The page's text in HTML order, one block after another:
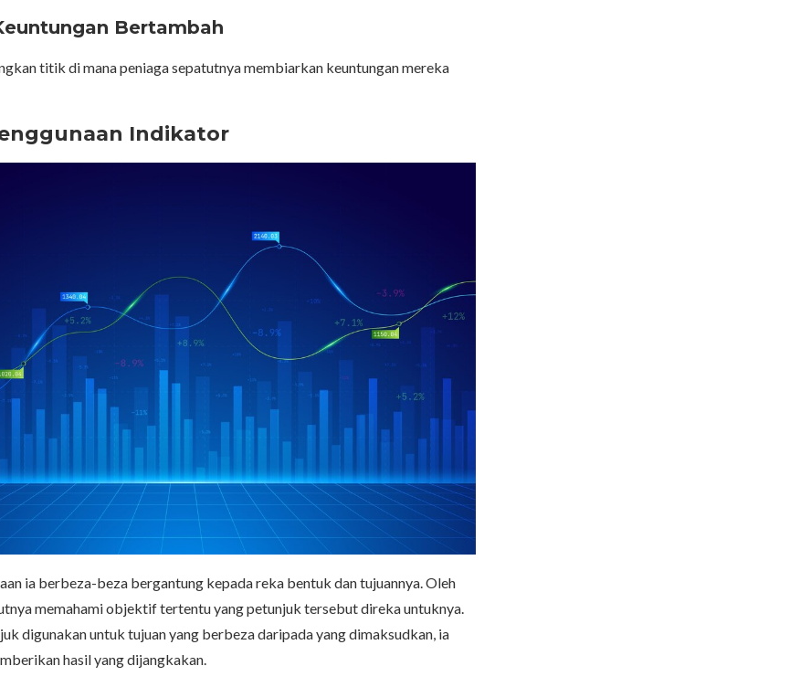
Bertambah
titik di mana peniaga sepatutnya membiarkan keuntungan mereka
Indikator
ia berbeza-beza bergantung kepada reka bentuk dan tujuannya. Oleh
memahami objektif tertentu yang petunjuk tersebut direka untuknya.
digunakan untuk tujuan yang berbeza daripada yang dimaksudkan, ia
hasil yang dijangkakan.